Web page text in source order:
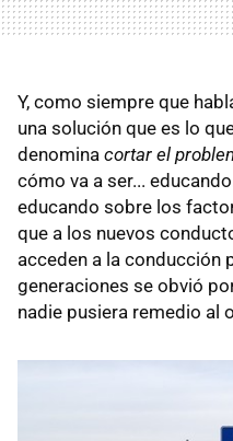
Y, como siempre que
una solución que es lo
denomina cortar el
cómo va a ser...
educando sobre los
que a los nuevos
acceden a la conducción
generaciones se obvió
nadie pusiera remedio al